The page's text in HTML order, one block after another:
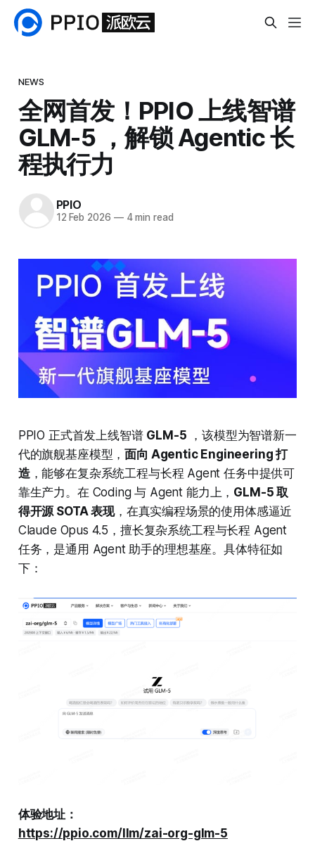
NEWS
全网首发！PPIO 上线智谱
GLM-5 ，解锁 Agentic 长
程执行力
PPIO
12 Feb 2026 —4 min read
PPIO 正式首发上线智谱 GLM-5 ，该模型为智谱新一
代的旗舰基座模型，面向 Agentic Engineering 打
造，能够在复杂系统工程与长程 Agent 任务中提供可
靠生产力。在 Coding 与 Agent 能力上， GLM-5 取
得开源 SOTA 表现，在真实编程场景的使用体感逼近
Claude Opus 4.5，擅长复杂系统工程与长程 Agent
任务，是通用 Agent 助手的理想基座。具体特征如
下：
体验地址：
https://ppio.com/llm/zai-org-glm-5